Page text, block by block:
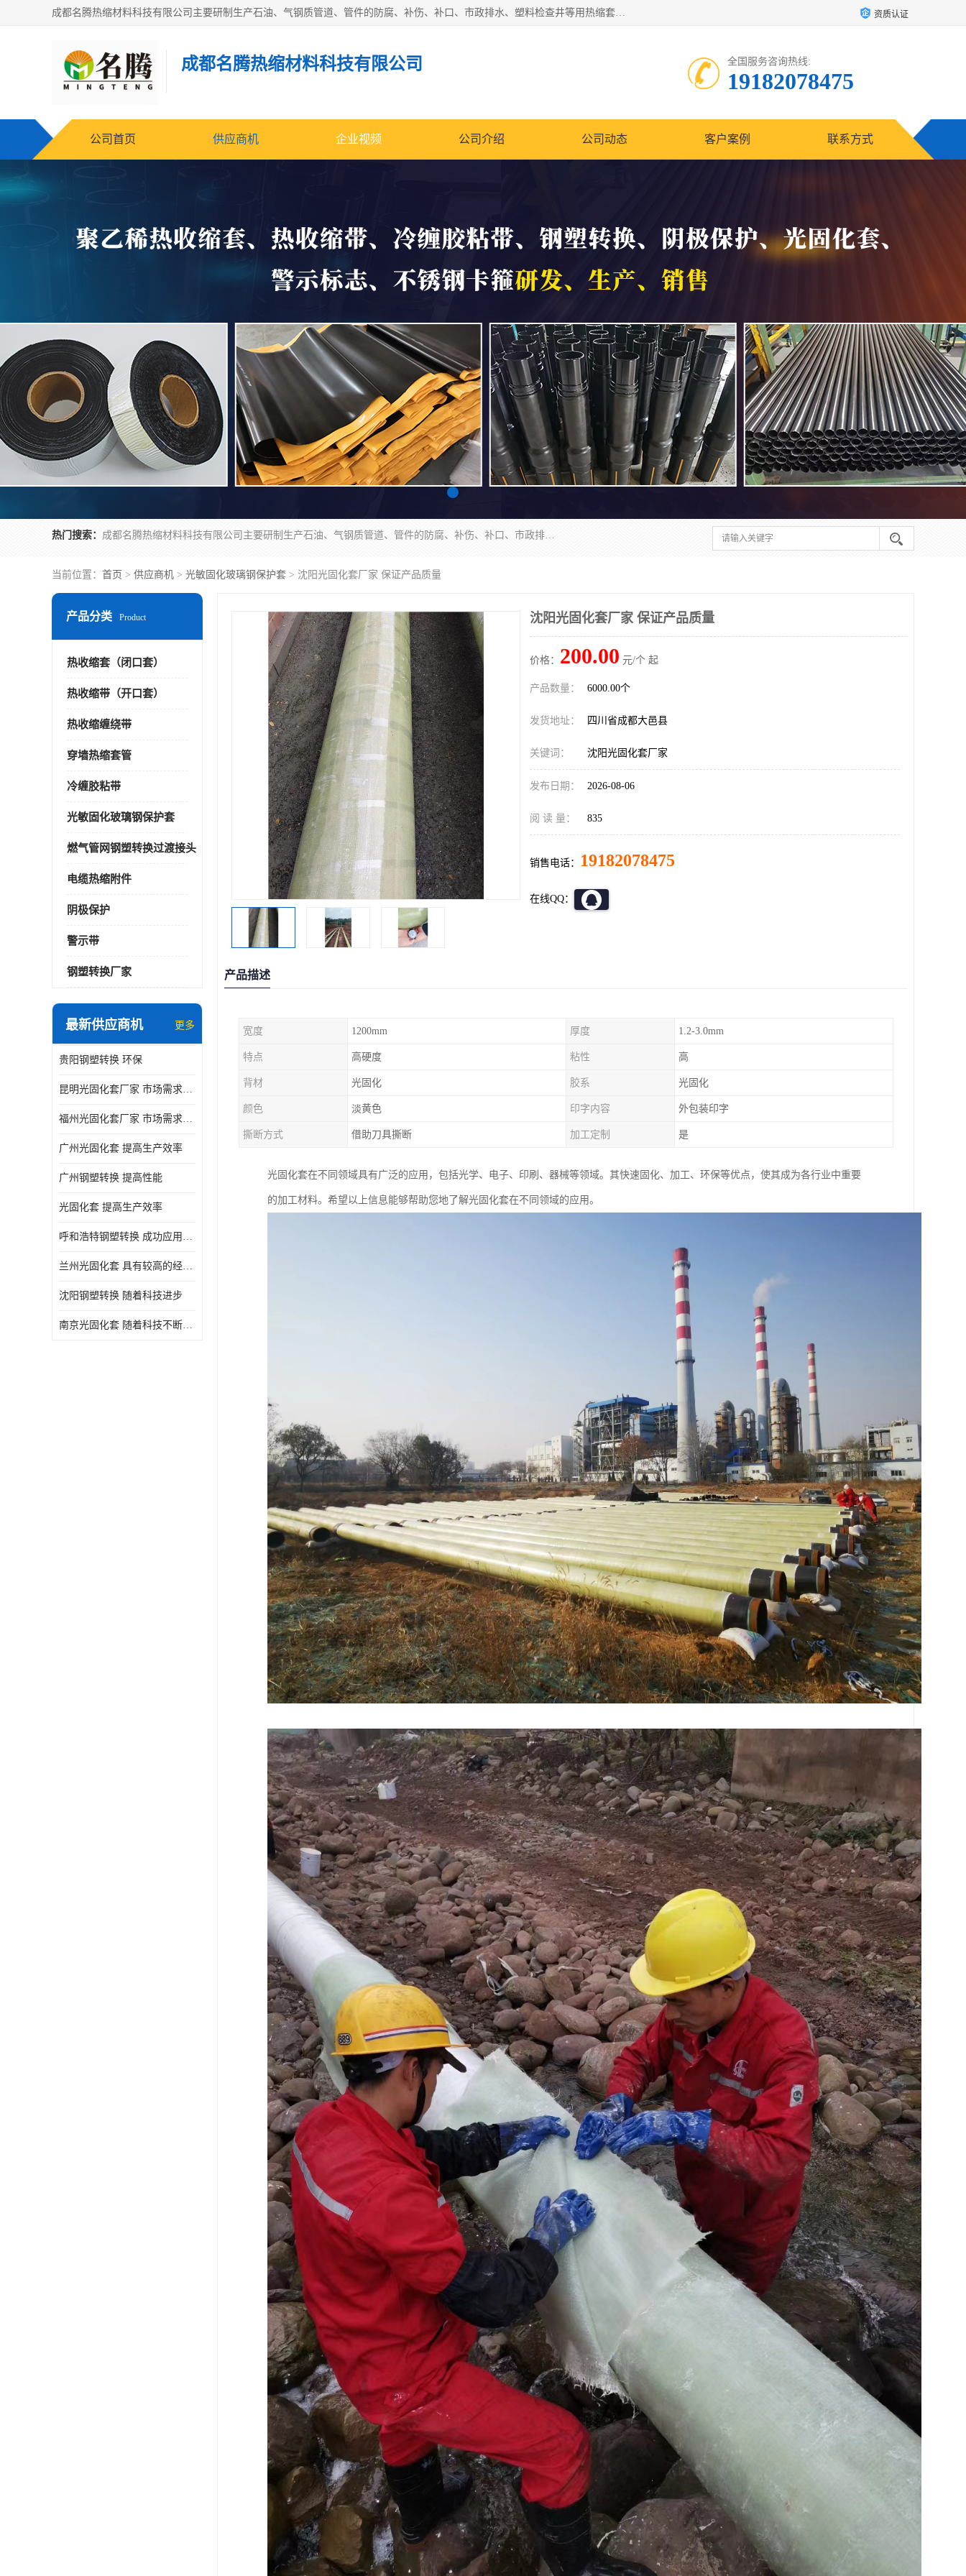
成都名腾热缩材料科技有限公司​主要研制生产石油、气钢质管道、管件的防腐、补伤、补口、市政排水、塑料检查井等用热缩套及市政排水管道不锈钢卡箍。产品包含：不锈钢卡箍、钢塑转换、光固化套、聚乙烯热收缩带、聚乙烯热收缩套、冷缠胶粘带、热收缩套、热收缩带、热收缩缠绕带、防腐热收缩带、热缩缠绕带、热缩套、热缩带等。 资质认证
成都名腾热缩材料科技有限公司 全国服务咨询热线:
19182078475
公司首页 供应商机 企业视频 公司介绍 公司动态 客户案例 联系方式
热门搜索： 成都名腾热缩材料科技有限公司​主要研制生产石油、气钢质管道、管件的防腐、补伤、补口、市政排水、塑料检查井等用热缩套及市政排水管道不锈钢卡箍。产品包含：不锈钢卡箍、钢塑转换、光固化套、聚乙烯热收缩带、聚乙烯热收缩套、冷缠胶粘带、热收缩套、热收缩带、热收缩缠绕带、防腐热收缩带、热缩缠绕带、热缩套、热缩带等。
当前位置： 首页 > 供应商机 > 光敏固化玻璃钢保护套 > 沈阳光固化套厂家 保证产品质量
产品分类 Product
热收缩套（闭口套）
热收缩带（开口套）
热收缩缠绕带
穿墙热缩套管
冷缠胶粘带
光敏固化玻璃钢保护套
燃气管网钢塑转换过渡接头
电缆热缩附件
阴极保护
警示带
钢塑转换厂家
最新供应商机 更多
贵阳钢塑转换 环保
昆明光固化套厂家 市场需求持续增长
福州光固化套厂家 市场需求持续增长
广州光固化套 提高生产效率
广州钢塑转换 提高性能
光固化套 提高生产效率
呼和浩特钢塑转换 成功应用的实例与经验分享
兰州光固化套 具有较高的经济价值和市场竞争力
沈阳钢塑转换 随着科技进步
南京光固化套 随着科技不断进步
沈阳光固化套厂家 保证产品质量
价格： 200.00 元/个 起
产品数量： 6000.00个
发货地址： 四川省成都大邑县
关键词： 沈阳光固化套厂家
发布日期： 2026-08-06
阅 读 量： 835
销售电话： 19182078475
在线QQ：
产品描述
宽度 1200mm 厚度 1.2-3.0mm
特点 高硬度 粘性 高
背材 光固化 胶系 光固化
颜色 淡黄色 印字内容 外包装印字
撕断方式 借助刀具撕断 加工定制 是
光固化套在不同领域具有广泛的应用，包括光学、电子、印刷、器械等领域。其快速固化、加工、环保等优点，使其成为各行业中重要
的加工材料。希望以上信息能够帮助您地了解光固化套在不同领域的应用。